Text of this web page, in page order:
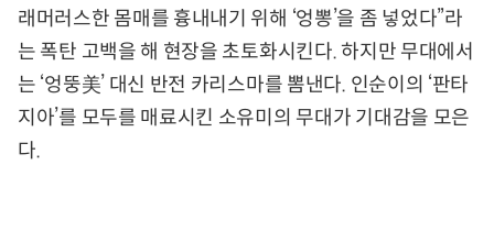
래머러스한 몸매를 흉내내기 위해 ‘엉뽕’을 좀 넣었다”라
는 폭탄 고백을 해 현장을 초토화시킨다. 하지만 무대에서
는 ‘엉뚱美’ 대신 반전 카리스마를 뽐낸다. 인순이의 ‘판타
지아’를 모두를 매료시킨 소유미의 무대가 기대감을 모은
다.